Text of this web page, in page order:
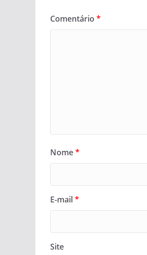
Comentário *
Nome*
E-mail*
Site